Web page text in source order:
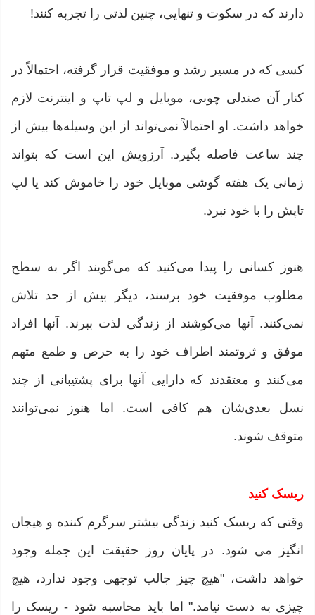
دارند که در سکوت و تنهایی، چنین لذتی را تجربه کنند!
کسی که در مسیر رشد و موفقیت قرار گرفته، احتمالاً در
کنار آن صندلی چوبی، موبایل و لپ تاپ و اینترنت لازم
خواهد داشت. او احتمالاً نمی‌تواند از این وسیله‌ها بیش از
چند ساعت فاصله بگیرد. آرزویش این است که بتواند
زمانی یک هفته گوشی موبایل خود را خاموش کند یا لپ
تاپش را با خود نبرد.
هنوز کسانی را پیدا می‌کنید که می‌گویند اگر به سطح
مطلوب موفقیت خود برسند، دیگر بیش از حد تلاش
نمی‌کنند. آنها می‌کوشند از زندگی لذت ببرند. آنها افراد
موفق و ثروتمند اطراف خود را به حرص و طمع متهم
می‌کنند و معتقدند که دارایی آنها برای پشتیبانی از چند
نسل بعدی‌شان هم کافی است. اما هنوز نمی‌توانند
متوقف شوند.
ریسک کنید
وقتی که ریسک کنید زندگی بیشتر سرگرم کننده و هیجان
انگیز می شود. در پایان روز حقیقت این جمله وجود
خواهد داشت، "هیچ چیز جالب توجهی وجود ندارد، هیچ
چیزی به دست نیامد." اما باید محاسبه شود - ریسک را